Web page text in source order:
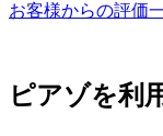
お客様からの評価
ピアゾを利